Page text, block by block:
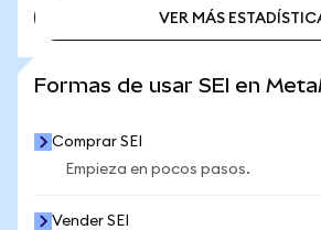
VER MÁS
Formas de usar SEI en
Comprar SEI
Empieza en pocos pasos.
Vender SEI